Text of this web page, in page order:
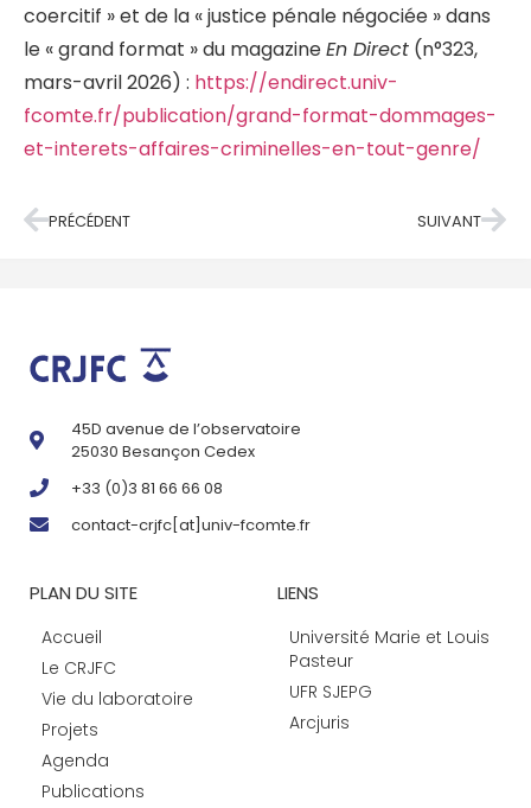
coercitif » et de la « justice pénale négociée » dans
le « grand format » du magazineEn Direct (n°323,
mars-avril 2026) : https://endirect.univ-
fcomte.fr/publication/grand-format-dommages-
et-interets-affaires-criminelles-en-tout-genre/
PRÉCÉDENT SUIVANT
45D avenue de l’observatoire
25030 Besançon Cedex
+33 (0)3 81 66 66 08
contact-crjfc[at]univ-fcomte.fr
PLAN DU SITE
Accueil
Le CRJFC
Vie du laboratoire
Projets
Agenda
Publications
LIENS
Université Marie et Louis
Pasteur
UFR SJEPG
Arcjuris